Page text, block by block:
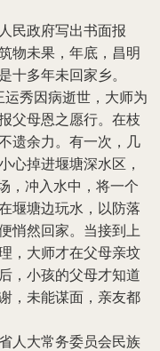
民政府写出书面报
物未果，年底，昌明
十多年未回家乡。
运秀因病逝世，大师为
父母恩之愿行。在枝
遗余力。有一次，几
心掉进堰塘深水区，
，冲入水中，将一个
堰塘边玩水，以防落
悄然回家。当接到上
，大师才在父母亲坟
，小孩的父母才知道
，未能谋面，亲友都
人大常务委员会民族